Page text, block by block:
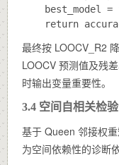
best_model =
最终按 LOOCV_R2
LOOCV 预测值及残
时输出变量重要性。
3.4 空间自相关检验
基于 Queen 邻接权
为空间依赖性的诊断依